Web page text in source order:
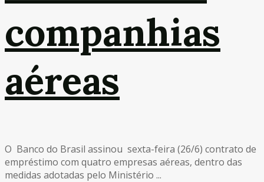
companhias
aéreas
O Banco do Brasil assinou sexta-feira (26/6) contrato de
empréstimo com quatro empresas aéreas, dentro das
medidas adotadas pelo Ministério ...